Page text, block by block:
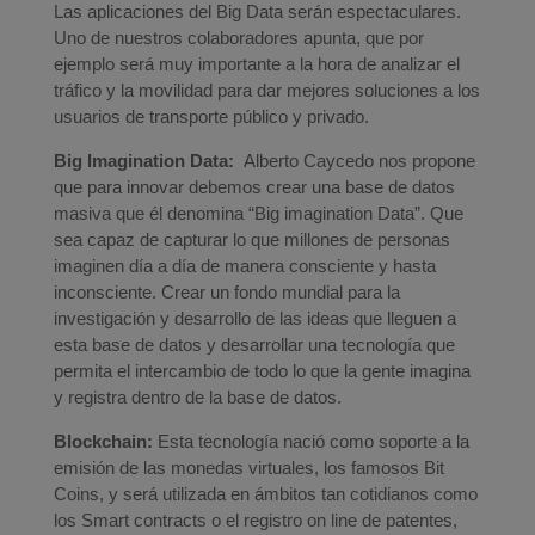
Las aplicaciones del Big Data serán espectaculares.
Uno de nuestros colaboradores apunta, que por
ejemplo será muy importante a la hora de analizar el
tráfico y la movilidad para dar mejores soluciones a los
usuarios de transporte público y privado.
Big Imagination Data: Alberto Caycedo nos propone
que para innovar debemos crear una base de datos
masiva que él denomina “Big imagination Data”. Que
sea capaz de capturar lo que millones de personas
imaginen día a día de manera consciente y hasta
inconsciente. Crear un fondo mundial para la
investigación y desarrollo de las ideas que lleguen a
esta base de datos y desarrollar una tecnología que
permita el intercambio de todo lo que la gente imagina
y registra dentro de la base de datos.
Blockchain: Esta tecnología nació como soporte a la
emisión de las monedas virtuales, los famosos Bit
Coins, y será utilizada en ámbitos tan cotidianos como
los Smart contracts o el registro on line de patentes,